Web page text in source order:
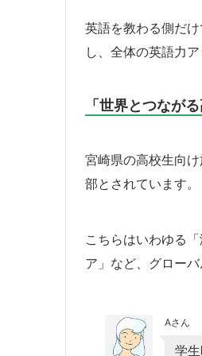
英語を教わる側だ
し、全体の英語力
「世界とつなが
宮崎県の高校生向
部とされています。
こちらはいわゆる
ア」など、グロー
Aさん
学